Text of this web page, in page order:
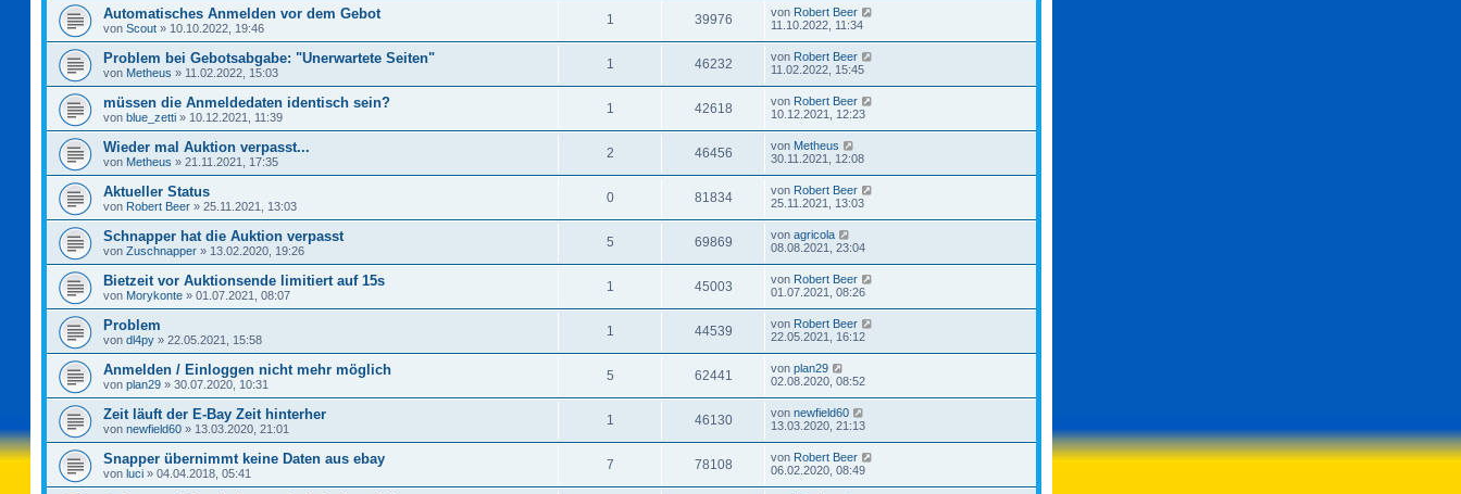
Automatisches Anmelden vor dem Gebot
von Scout » 10.10.2022, 19:46
1 39976 von Robert Beer
11.10.2022, 11:34
Problem bei Gebotsabgabe: "Unerwartete Seiten"
von Metheus » 11.02.2022, 15:03
1 46232 von Robert Beer
11.02.2022, 15:45
müssen die Anmeldedaten identisch sein?
von blue_zetti » 10.12.2021, 11:39
1 42618 von Robert Beer
10.12.2021, 12:23
Wieder mal Auktion verpasst...
von Metheus » 21.11.2021, 17:35
2 46456 von Metheus
30.11.2021, 12:08
Aktueller Status
von Robert Beer » 25.11.2021, 13:03
0 81834 von Robert Beer
25.11.2021, 13:03
Schnapper hat die Auktion verpasst
von Zuschnapper » 13.02.2020, 19:26
5 69869 von agricola
08.08.2021, 23:04
Bietzeit vor Auktionsende limitiert auf 15s
von Morykonte » 01.07.2021, 08:07
1 45003 von Robert Beer
01.07.2021, 08:26
Problem
von dl4py » 22.05.2021, 15:58
1 44539 von Robert Beer
22.05.2021, 16:12
Anmelden / Einloggen nicht mehr möglich
von plan29 » 30.07.2020, 10:31
5 62441 von plan29
02.08.2020, 08:52
Zeit läuft der E-Bay Zeit hinterher
von newfield60 » 13.03.2020, 21:01
1 46130 von newfield60
13.03.2020, 21:13
Snapper übernimmt keine Daten aus ebay
von luci » 04.04.2018, 05:41
7 78108 von Robert Beer
06.02.2020, 08:49